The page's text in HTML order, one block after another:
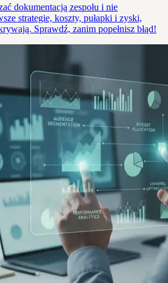
dokumentacją zespołu i nie
strategie, koszty, pułapki i zyski,
Sprawdź, zanim popełnisz błąd!